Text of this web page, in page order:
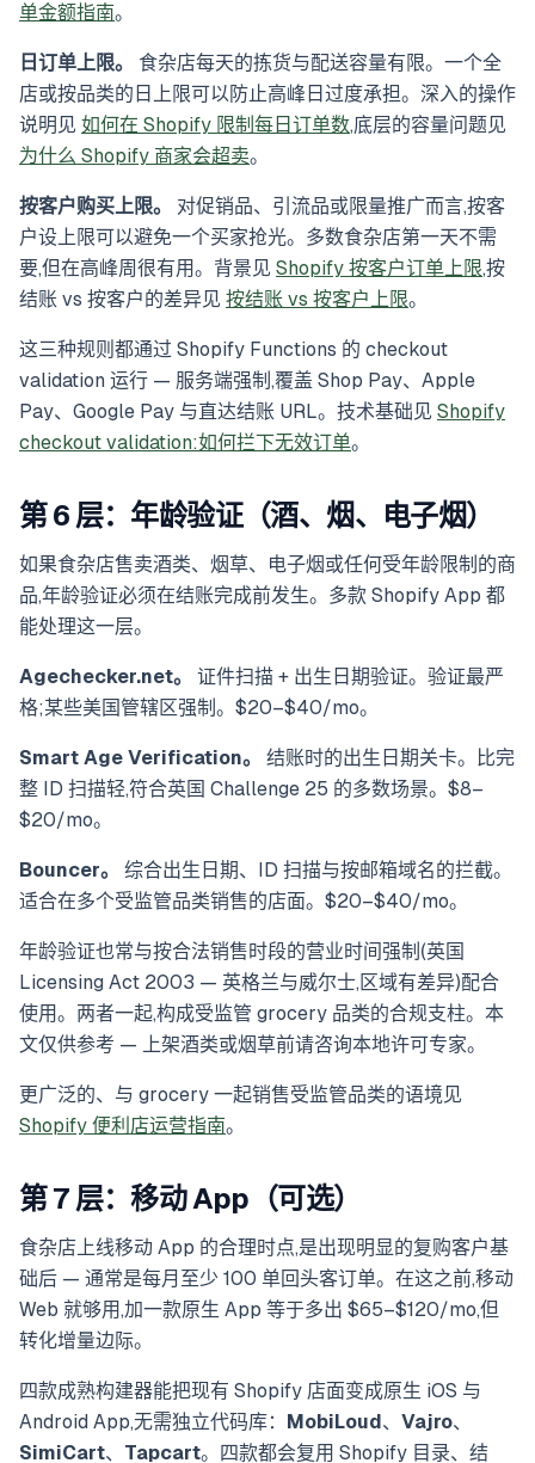
单金额指南。
日订单上限。
食杂店每天的拣货与配送容量有限。一个全
店或按品类的日上限可以防止高峰日过度承担。深入的操作
说明见 如何在 Shopify 限制每日订单数,底层的容量问题见
为什么 Shopify 商家会超卖。
按客户购买上限。
对促销品、引流品或限量推广而言,按客
户设上限可以避免一个买家抢光。多数食杂店第一天不需
要,但在高峰周很有用。背景见 Shopify 按客户订单上限,按
结账 vs 按客户的差异见 按结账 vs 按客户上限。
这三种规则都通过 Shopify Functions 的 checkout
validation 运行 — 服务端强制,覆盖 Shop Pay、Apple
Pay、Google Pay 与直达结账 URL。技术基础见 Shopify
checkout validation:如何拦下无效订单。
第 6 层：年龄验证（酒、烟、电子烟）
如果食杂店售卖酒类、烟草、电子烟或任何受年龄限制的商
品,年龄验证必须在结账完成前发生。多款 Shopify App 都
能处理这一层。
Agechecker.net。
证件扫描 + 出生日期验证。验证最严
格;某些美国管辖区强制。$20–$40/mo。
Smart Age Verification。
结账时的出生日期关卡。比完
整 ID 扫描轻,符合英国 Challenge 25 的多数场景。$8–
$20/mo。
Bouncer。
综合出生日期、ID 扫描与按邮箱域名的拦截。
适合在多个受监管品类销售的店面。$20–$40/mo。
年龄验证也常与按合法销售时段的营业时间强制(英国
Licensing Act 2003 — 英格兰与威尔士,区域有差异)配合
使用。两者一起,构成受监管 grocery 品类的合规支柱。本
文仅供参考 — 上架酒类或烟草前请咨询本地许可专家。
更广泛的、与 grocery 一起销售受监管品类的语境见
Shopify 便利店运营指南。
第 7 层：移动 App（可选）
食杂店上线移动 App 的合理时点,是出现明显的复购客户基
础后 — 通常是每月至少 100 单回头客订单。在这之前,移动
Web 就够用,加一款原生 App 等于多出 $65–$120/mo,但
转化增量边际。
四款成熟构建器能把现有 Shopify 店面变成原生 iOS 与
Android App,无需独立代码库：
MobiLoud 、 Vajro、
SimiCart、 Tapcart。四款都会复用 Shopify 目录、结